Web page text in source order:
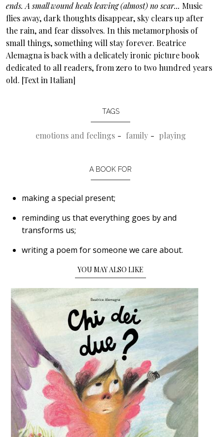
ends. A small wound heals leaving (almost) no scar... Music
flies away, dark thoughts disappear, sky clears up after
the rain, and fear dissolves. In this metamorphosis of
small things, something will stay forever. Beatrice
Alemagna is back with a delicately ironic picture book
dedicated to all readers, from zero to two hundred years
old. [Text in Italian]
TAGS
emotions and feelings family playing
A BOOK FOR
making a special present;
reminding us that everything goes by and
transforms us;
writing a poem for someone we care about.
YOU MAY ALSO LIKE